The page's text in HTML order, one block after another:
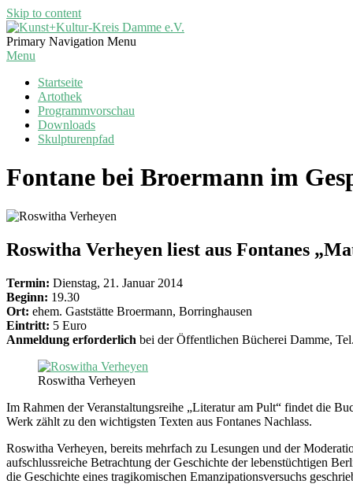
Skip to content
Kunst+Kultur-
Kreis
Primary Navigation Menu
Menu
Startseite
Artothek
Programmvorschau
Downloads
Skulpturenpfad
Fontane bei Broermann im
Roswitha Verheyen liest aus Fontanes
Termin: Dienstag, 21. Januar 2014
Beginn: 19.30
Ort: ehem. Gaststätte Broermann, Borringhausen
Eintritt: 5 Euro
Anmeldung erforderlich bei der Öffentlichen Bücherei Damme,
Roswitha Verheyen
Im Rahmen der Veranstaltungsreihe „Literatur am Pult“ findet die
Werk zählt zu den wichtigsten Texten aus Fontanes Nachlass.
Roswitha Verheyen, bereits mehrfach zu Lesungen und der
aufschlussreiche Betrachtung der Geschichte der lebenstüchtigen
die Geschichte eines tragikomischen Emanzipationsversuchs